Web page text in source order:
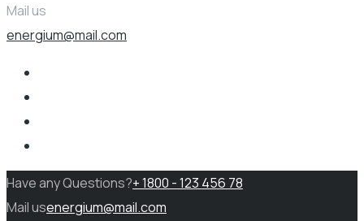
Mail us
energium@mail.com
Have any Questions?+ 1800 - 123 456 78
Mail usenergium@mail.com